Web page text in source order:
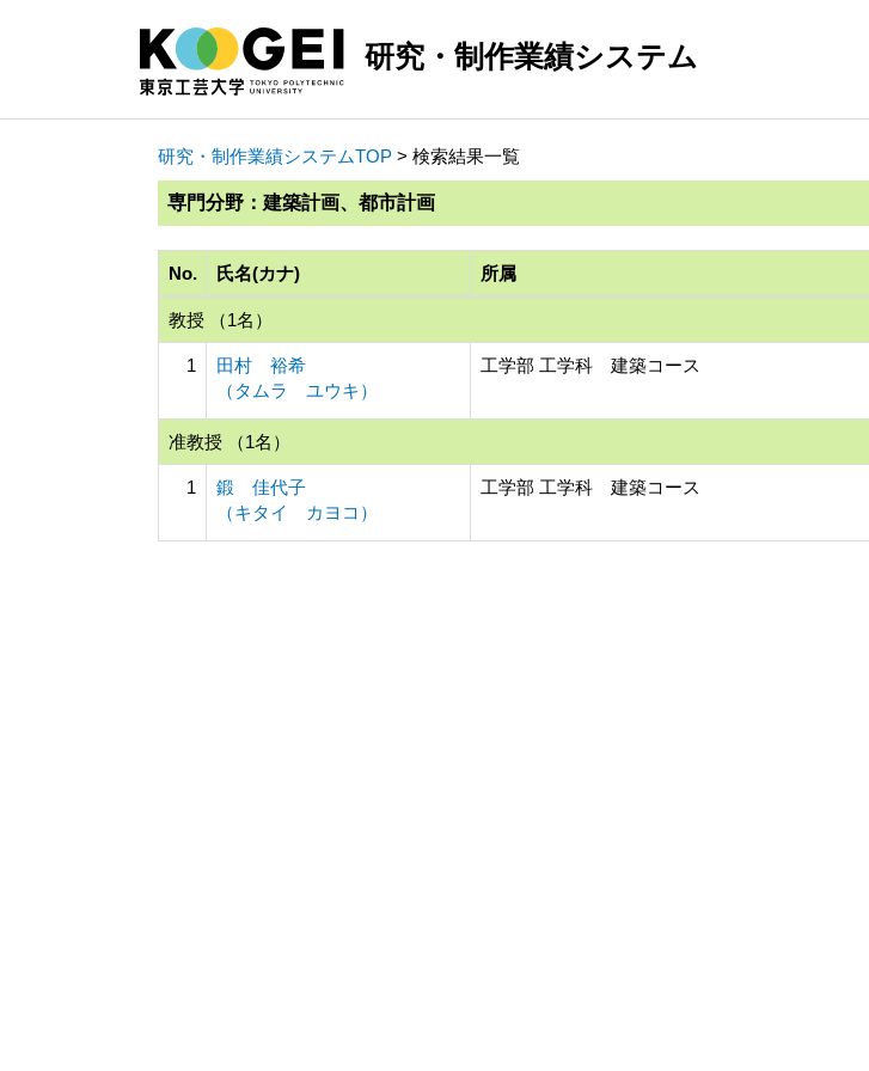
研究・制作業績システム
研究・制作業績システムTOP > 検索結果一覧
専門分野：建築計画、都市計画
No. 氏名(カナ) 所属
教授 （1名）
1
田村 裕希
（タムラ ユウキ）
工学部 工学科 建築コース
准教授 （1名）
1
鍛 佳代子
（キタイ カヨコ）
工学部 工学科 建築コース